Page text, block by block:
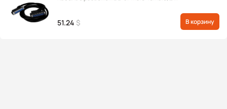
51.24 $ В корзину